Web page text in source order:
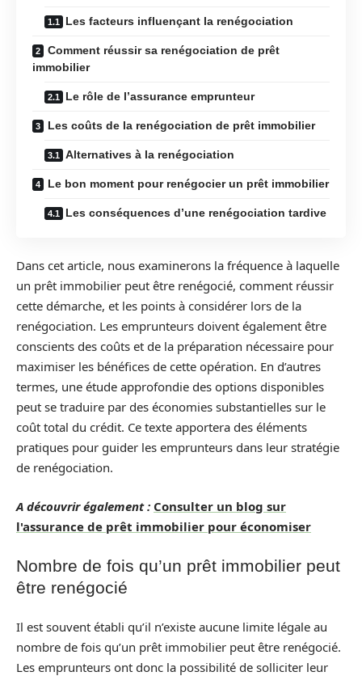
Les facteurs influençant la renégociation
Comment réussir sa renégociation de prêt
immobilier
Le rôle de l’assurance emprunteur
Les coûts de la renégociation de prêt immobilier
Alternatives à la renégociation
Le bon moment pour renégocier un prêt immobilier
Les conséquences d’une renégociation tardive
Dans cet article, nous examinerons la fréquence à laquelle
un prêt immobilier peut être renégocié, comment réussir
cette démarche, et les points à considérer lors de la
renégociation. Les emprunteurs doivent également être
conscients des coûts et de la préparation nécessaire pour
maximiser les bénéfices de cette opération. En d’autres
termes, une étude approfondie des options disponibles
peut se traduire par des économies substantielles sur le
coût total du crédit. Ce texte apportera des éléments
pratiques pour guider les emprunteurs dans leur stratégie
de renégociation.
A découvrir également : Consulter un blog sur
l'assurance de prêt immobilier pour économiser
Nombre de fois qu’un prêt immobilier peut
être renégocié
Il est souvent établi qu’il n’existe aucune limite légale au
nombre de fois qu’un prêt immobilier peut être renégocié.
Les emprunteurs ont donc la possibilité de solliciter leur